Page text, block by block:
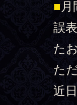
■
誤
た
た
近